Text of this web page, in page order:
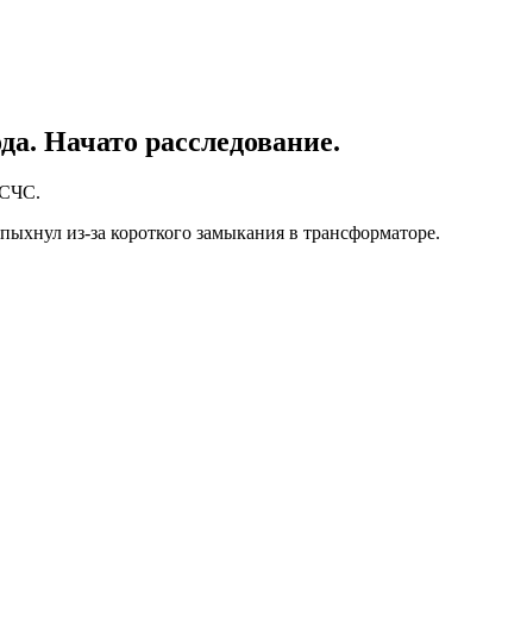
Начато расследование.
из-за короткого замыкания в трансформаторе.